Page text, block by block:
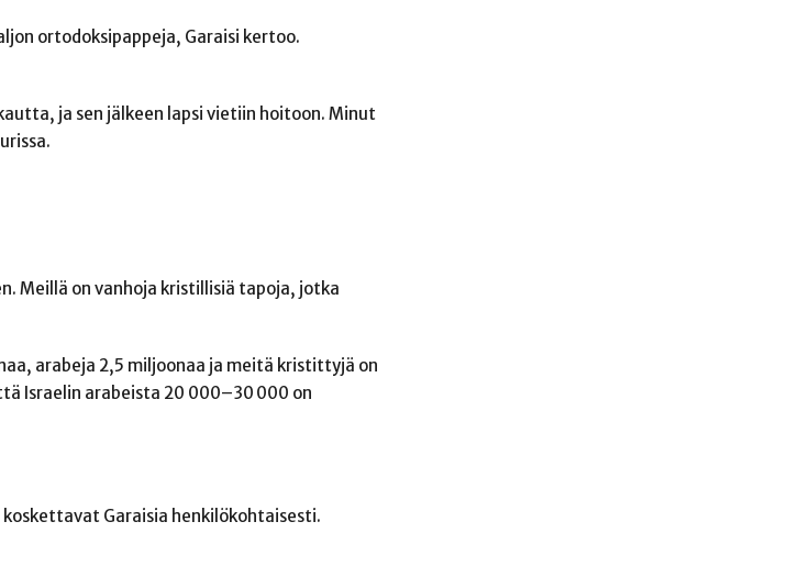
ortodoksipappeja, Garaisi kertoo.
ja sen jälkeen lapsi vietiin hoitoon. Minut
Meillä on vanhoja kristillisiä tapoja, jotka
arabeja 2,5 miljoonaa ja meitä kristittyjä on
Israelin arabeista 20 000–30 000 on
Garaisia henkilökohtaisesti.